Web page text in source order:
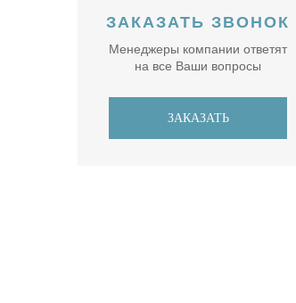
ЗАКАЗАТЬ ЗВОНОК
Менеджеры компании ответят
на все Ваши вопросы
ЗАКАЗАТЬ